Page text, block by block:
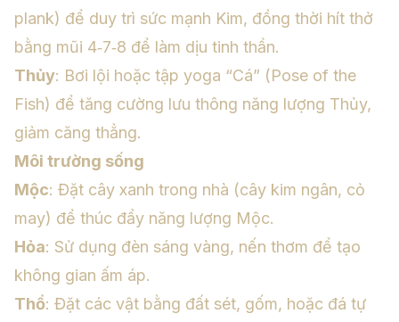
plank) để duy trì sức mạnh Kim, đồng thời hít thở
bằng mũi 4‑7‑8 để làm dịu tinh thần.
Thủy: Bơi lội hoặc tập yoga “Cá” (Pose of the
Fish) để tăng cường lưu thông năng lượng Thủy,
giảm căng thẳng.
Môi trường sống
Mộc: Đặt cây xanh trong nhà (cây kim ngân, cỏ
may) để thúc đẩy năng lượng Mộc.
Hỏa: Sử dụng đèn sáng vàng, nến thơm để tạo
không gian ấm áp.
Thổ: Đặt các vật bằng đất sét, gốm, hoặc đá tự